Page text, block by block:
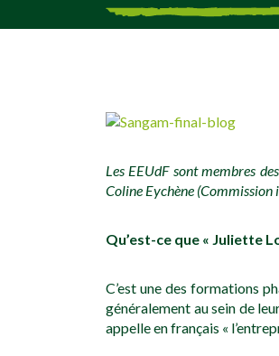
Les EEUdF sont membres
Coline Eychène
Qu’est-ce que « Juliette
C’est une des formations
généralement au sein de
appelle en français «